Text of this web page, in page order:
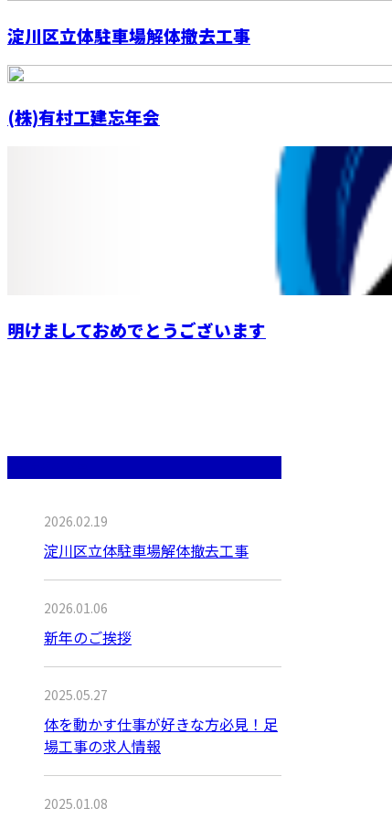
淀川区立体駐車場解体撤去工事
(株)有村工建忘年会
明けましておめでとうございます
2026.02.19
淀川区立体駐車場解体撤去工事
2026.01.06
新年のご挨拶
2025.05.27
体を動かす仕事が好きな方必見！足
場工事の求人情報
2025.01.08